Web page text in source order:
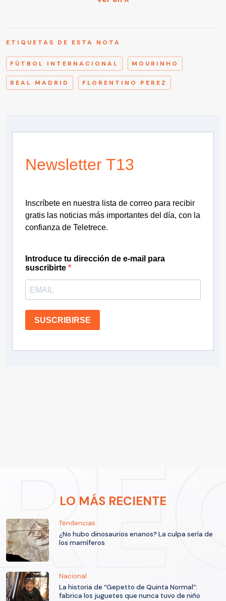
ETIQUETAS DE ESTA NOTA
FÚTBOL INTERNACIONAL MOURINHO
REAL MADRID FLORENTINO PEREZ
Newsletter T13
Inscríbete en nuestra lista de correo para recibir
gratis las noticias más importantes del día, con la
confianza de Teletrece.
Introduce tu dirección de e-mail para
suscribirte
SUSCRIBIRSE
LO MÁS RECIENTE
Tendencias
¿No hubo dinosaurios enanos? La culpa sería de
los mamíferos
Nacional
La historia de “Gepetto de Quinta Normal”:
fabrica los juguetes que nunca tuvo de niño